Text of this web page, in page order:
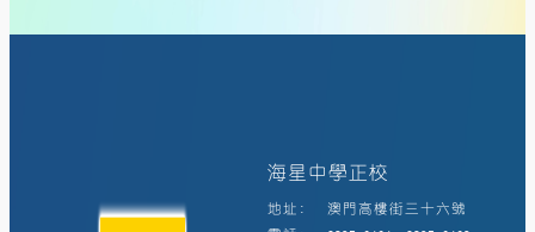
海星中學正校
地址:
澳門高樓街三十六號